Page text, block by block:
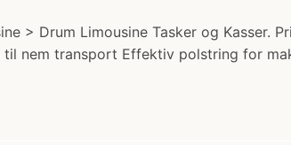
> Drum Limousine Tasker og Kasser.
nem transport Effektiv polstring for